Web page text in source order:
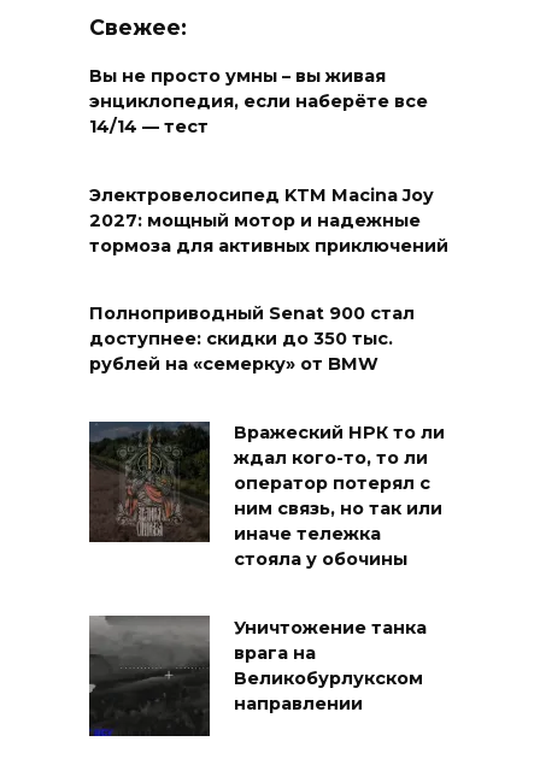
Свежее:
Вы не просто умны – вы живая
энциклопедия, если наберёте все
14/14 — тест
Электровелосипед KTM Macina Joy
2027: мощный мотор и надежные
тормоза для активных приключений
Полноприводный Senat 900 стал
доступнее: скидки до 350 тыс.
рублей на «семерку» от BMW
Вражеский НРК то ли
ждал кого-то, то ли
оператор потерял с
ним связь, но так или
иначе тележка
стояла у обочины
Уничтожение танка
врага на
Великобурлукском
направлении